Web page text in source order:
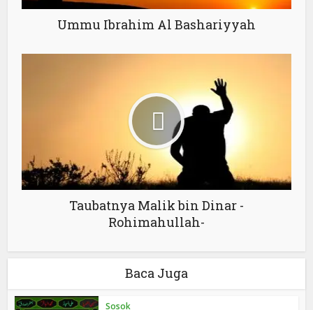
Ummu Ibrahim Al Bashariyyah
Taubatnya Malik bin Dinar -
Rohimahullah-
Baca Juga
Sosok